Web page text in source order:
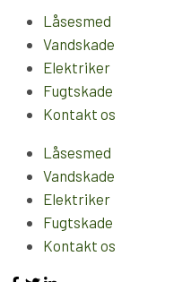
Låsesmed
Vandskade
Elektriker
Fugtskade
Kontakt os
Låsesmed
Vandskade
Elektriker
Fugtskade
Kontakt os